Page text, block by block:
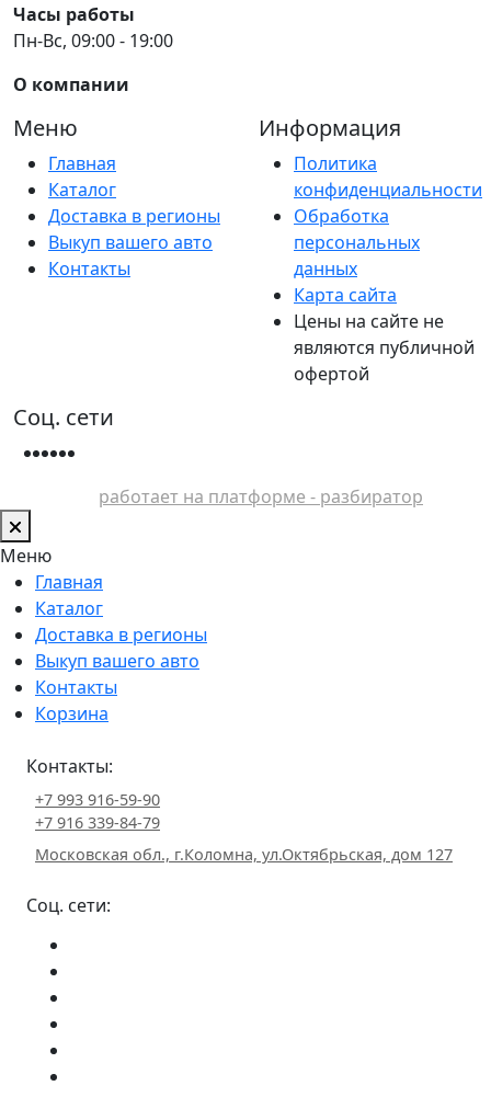
Часы работы
Пн-Вс, 09:00 - 19:00
О компании
Меню
Главная
Каталог
Доставка в регионы
Выкуп вашего авто
Контакты
Информация
Политика
конфиденциальности
Обработка
персональных
данных
Карта сайта
Цены на сайте не
являются публичной
офертой
Соц. сети
работает на платформе - разбиратор
Меню
Главная
Каталог
Доставка в регионы
Выкуп вашего авто
Контакты
Корзина
Контакты:
+7 993 916-59-90
+7 916 339-84-79
Московская обл., г.Коломна, ул.Октябрьская, дом 127
Соц. сети: